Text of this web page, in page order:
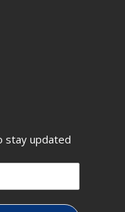
stay updated